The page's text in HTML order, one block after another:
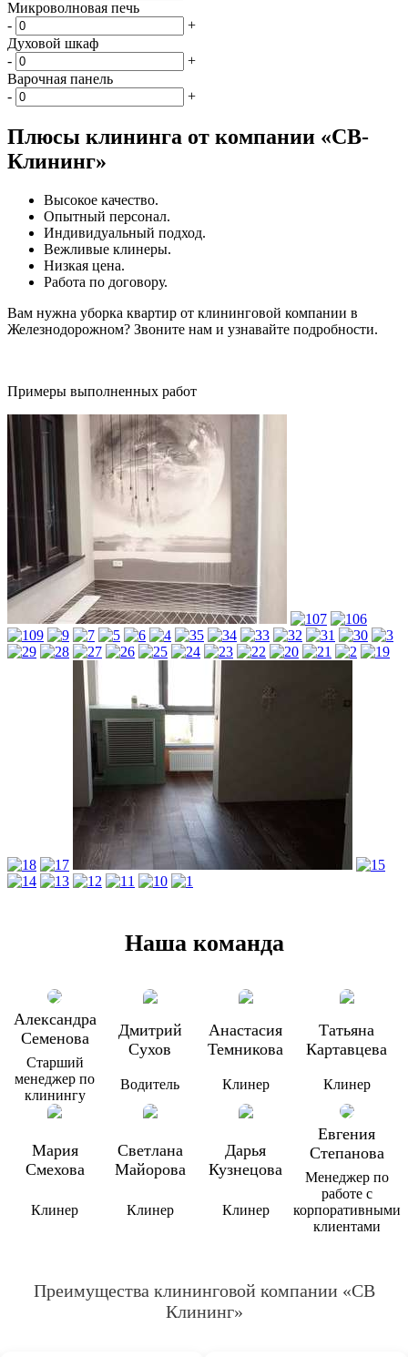
Микроволновая печь
-
+
Духовой шкаф
-
+
Варочная панель
-
+
Плюсы клининга от компании «СВ-
Клининг»
Высокое качество.
Опытный персонал.
Индивидуальный подход.
Вежливые клинеры.
Низкая цена.
Работа по договору.
Вам нужна уборка квартир от клининговой компании в
Железнодорожном? Звоните нам и узнавайте подробности.
Примеры выполненных работ
Наша команда
Александра
Семенова
Старший
менеджер по
клинингу
Дмитрий
Сухов
Водитель
Анастасия
Темникова
Клинер
Татьяна
Картавцева
Клинер
Мария
Смехова
Клинер
Светлана
Майорова
Клинер
Дарья
Кузнецова
Клинер
Евгения
Степанова
Менеджер по
работе с
корпоративными
клиентами
Преимущества клининговой компании «СВ
Клининг»